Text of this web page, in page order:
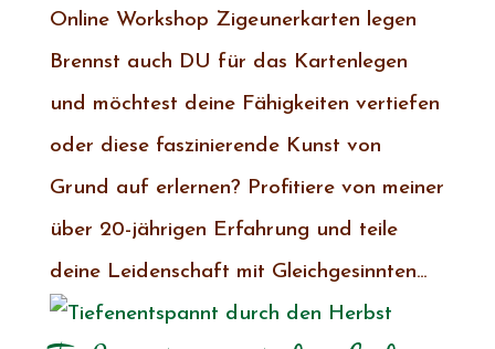
Online Workshop Zigeunerkarten legen
Brennst auch DU für das Kartenlegen
und möchtest deine Fähigkeiten vertiefen
oder diese faszinierende Kunst von
Grund auf erlernen? Profitiere von meiner
über 20-jährigen Erfahrung und teile
deine Leidenschaft mit Gleichgesinnten...